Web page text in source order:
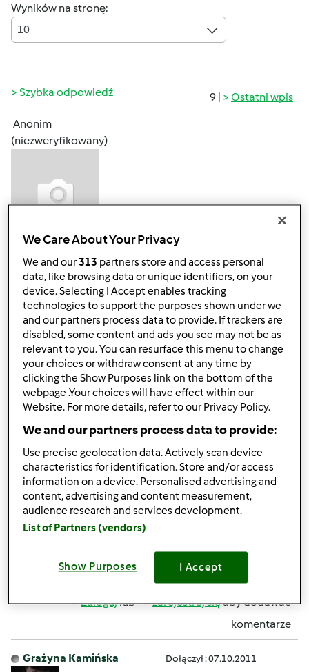
Wyników na stronę:
10
9 | Ostatni wpis
Szybka odpowiedź
Anonim
(niezweryfikowany)
witam serdecznie
Góra strony
Zaloguj lub zarejestruj sięaby dodawać
komentarze
Przepisy Thermomix® Dołączył : 17.11.2014
wt., 05/26/2015 - 07:21
Witaj ataga10
Pozdrawiamy,
Góra strony
Zalogujlub zarejestruj sięaby dodawać
komentarze
Grażyna Kamińska Dołączył : 07.10.2011
We Care About Your Privacy
We and our313 partners store and access personal
data, like browsing data or unique identifiers, on your
device. Selecting I Accept enables tracking
technologies to support the purposes shown under we
and our partners process data to provide. If trackers are
disabled, some content and ads you see may not be as
relevant to you. You can resurface this menu to change
your choices or withdraw consent at any time by
clicking the Show Purposes link on the bottom of the
webpage .Your choices will have effect within our
Website. For more details, refer to our Privacy Policy.
We and our partners process data to provide:
Use precise geolocation data. Actively scan device
characteristics for identification. Store and/or access
information on a device. Personalised advertising and
content, advertising and content measurement,
audience research and services development.
List of Partners (vendors)
Show Purposes I Accept